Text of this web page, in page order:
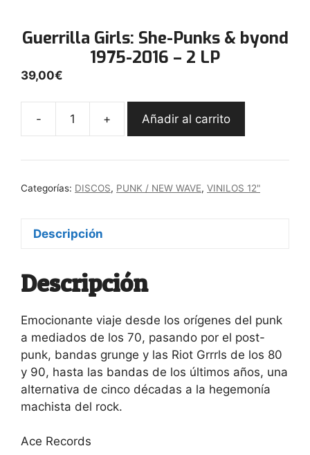
Guerrilla Girls: She-Punks & byond
1975-2016 – 2 LP
39,00€
-
Guerrilla
She-
&
2
cantidad
+ Añadir al carrito
Categorías: DISCOS, PUNK / NEW WAVE, VINILOS 12"
Descripción
Descripción
Emocionante viaje desde los orígenes del punk
a mediados de los 70, pasando por el post-
punk, bandas grunge y las Riot Grrrls de los 80
y 90, hasta las bandas de los últimos años, una
alternativa de cinco décadas a la hegemonía
machista del rock.
Ace Records